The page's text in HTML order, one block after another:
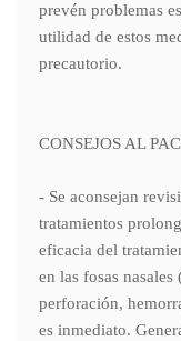
prevén problemas
utilidad de estos
precautorio.
CONSEJOS AL
- Se aconsejan
tratamientos
eficacia del
en las fosas
perforación,
es inmediato.